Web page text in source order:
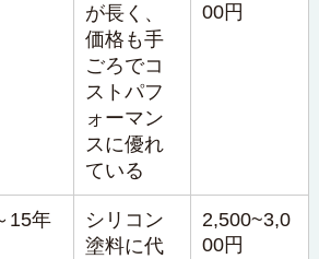
が長く、
価格も手
ごろでコ
ストパフ
ォーマン
スに優れ
ている
00円
15年
シリコン
塗料に代
2,500~3,0
00円